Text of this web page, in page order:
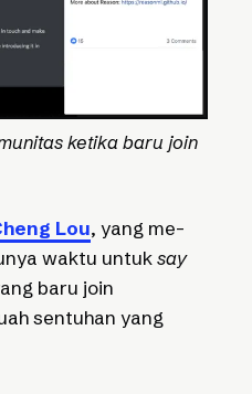
ketika baru join
Lou, yang me-
waktu untuksay
baru join
sentuhan yang